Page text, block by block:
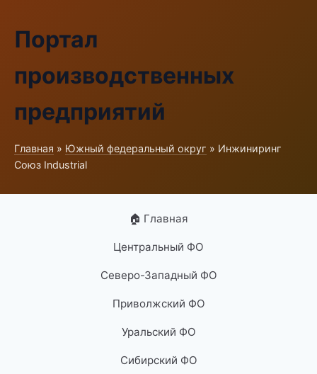
Портал
производственных
предприятий
Главная » Южный федеральный округ » Инжиниринг
Союз Industrial
🏠 Главная
Центральный ФО
Северо-Западный ФО
Приволжский ФО
Уральский ФО
Сибирский ФО